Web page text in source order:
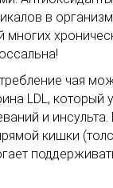
в
многих
чая
LDL, который
и
кишки